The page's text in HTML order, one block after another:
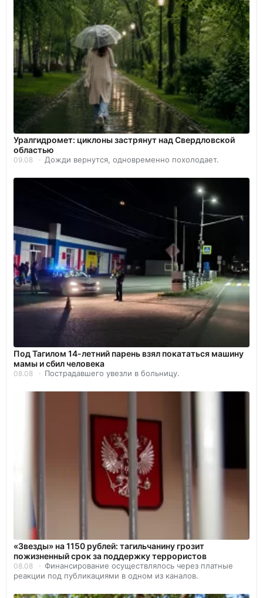
Уралгидромет: циклоны застрянут над Свердловской
областью
09.08 Дожди вернутся, одновременно похолодает.
Под Тагилом 14-летний парень взял покататься машину
мамы и сбил человека
08.08 Пострадавшего увезли в больницу.
«Звезды» на 1150 рублей: тагильчанину грозит
пожизненный срок за поддержку террористов
08.08
Финансирование осуществлялось через платные
реакции под публикациями в одном из каналов.